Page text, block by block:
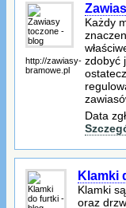
http://zawiasy-
bramowe.pl
Każdy
zdobyć
Data
Klamki
Klamki
oraz